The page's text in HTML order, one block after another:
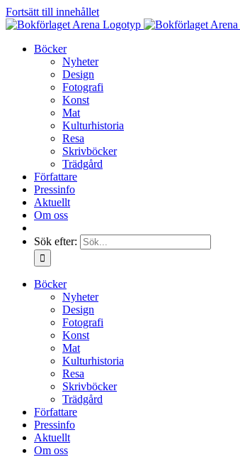
Fortsätt till innehållet
Böcker
Nyheter
Design
Fotografi
Konst
Mat
Kulturhistoria
Resa
Skrivböcker
Trädgård
Författare
Pressinfo
Aktuellt
Om oss
Sök efter:
Böcker
Nyheter
Design
Fotografi
Konst
Mat
Kulturhistoria
Resa
Skrivböcker
Trädgård
Författare
Pressinfo
Aktuellt
Om oss